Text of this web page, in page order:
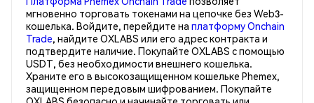
мгновенно торговать токенами на цепочке без Web3-
кошелька. Войдите, перейдите на платформу Onchain
Trade, найдите OXLABS или его адрес контракта и
подтвердите наличие. Покупайте OXLABS с помощью
USDT, без необходимости внешнего кошелька.
Храните его в высокозащищенном кошельке Phemex,
защищенном передовым шифрованием. Покупайте